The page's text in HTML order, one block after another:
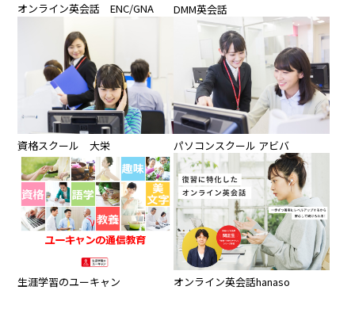
オンライン英会話 ENC/GNA DMM英会話
資格スクール 大栄 パソコンスクール アビバ
生涯学習のユーキャン オンライン英会話hanaso